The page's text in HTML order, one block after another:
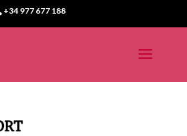
+34 977 677 188